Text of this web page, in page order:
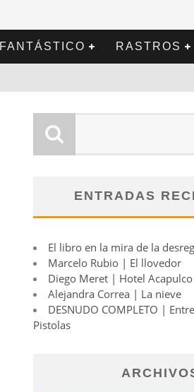
FANTÁSTICO RASTROS
ENTRADAS
El libro en la mira de la
Marcelo Rubio | El llovedor
Diego Meret | Hotel Acapulco
Alejandra Correa | La nieve
DESNUDO COMPLETO |
Pistolas